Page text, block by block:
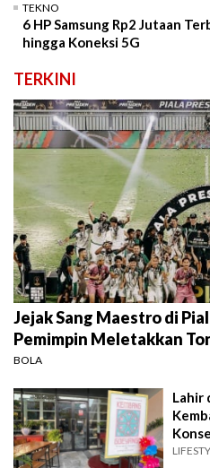
TEKNO
6 HP Samsung Rp2 Jutaan
hingga Koneksi 5G
TERKINI
Jejak Sang Maestro di
Pemimpin Meletakkan
BOLA
Lahir